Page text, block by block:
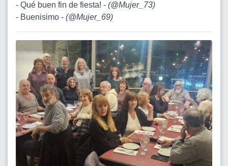
- Qué buen fin de fiesta! - (@Mujer_73)
- Buenisimo - (@Mujer_69)